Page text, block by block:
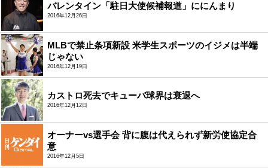
バレンタイン「駐日大使候補報道」ににんまり
2016年12月26日
MLBで禁止条項新設 米学生スポーツのイジメは半端
じゃない
2016年12月19日
カストロ死去でキューバ球界は衰退へ
2016年12月12日
オーナーvs選手会 背に腹は代えられず新労使協定合
意
2016年12月5日